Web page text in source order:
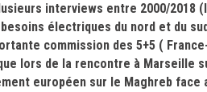
interviews entre 2000/2018
électriques du nord et du
commission des 5+5 (
lors de la rencontre à Marseille
européen sur le Maghreb face